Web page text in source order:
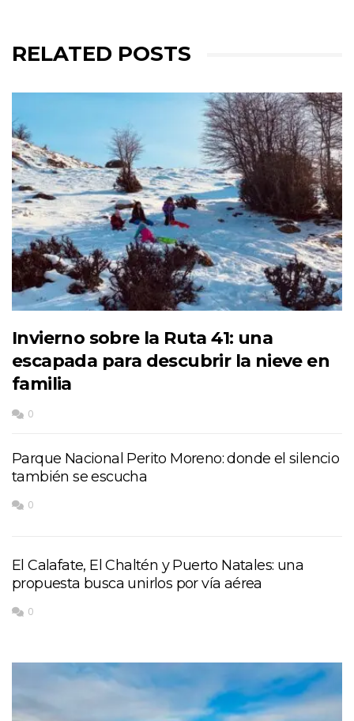
RELATED POSTS
Invierno sobre la Ruta 41: una
escapada para descubrir la nieve en
familia
0
Parque Nacional Perito Moreno: donde el silencio
también se escucha
0
El Calafate, El Chaltén y Puerto Natales: una
propuesta busca unirlos por vía aérea
0